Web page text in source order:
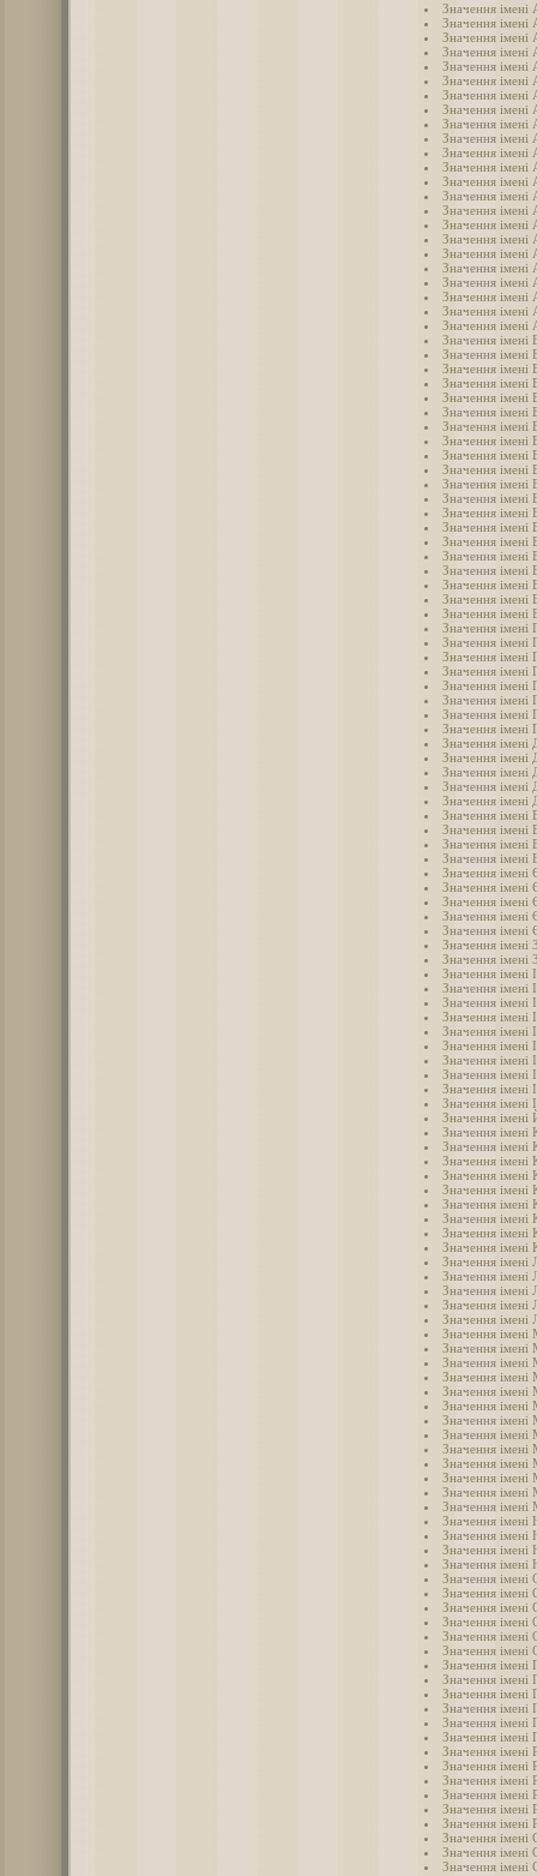
Значення імені
Значення імені
Значення імені
Значення імені
Значення імені
Значення імені
Значення імені
Значення імені
Значення імені
Значення імені
Значення імені
Значення імені
Значення імені
Значення імені
Значення імені
Значення імені
Значення імені
Значення імені
Значення імені
Значення імені
Значення імені
Значення імені
Значення імені
Значення імені
Значення імені
Значення імені
Значення імені
Значення імені
Значення імені
Значення імені
Значення імені
Значення імені
Значення імені
Значення імені
Значення імені
Значення імені
Значення імені
Значення імені
Значення імені
Значення імені
Значення
Значення імені
Значення імені
Значення імені
Значення імені
Значення імені
Значення імені
Значення імені
Значення імені
Значення імені
Значення імені
Значення імені
Значення імені
Значення імені
Значення імені
Значення імені
Значення імені
Значення імені
Значення імені
Значення імені
Значення імені
Значення імені
Значення імені
Значення імені
Значення імені
Значення імені
Значення імені
Значення імені
Значення імені
Значення імені
Значення імені
Значення імені
Значення імені
Значення імені
Значення імені
Значення імені
Значення імені
Значення імені
Значення імені
Значення імені
Значення імені
Значення імені
Значення імені
Значення імені
Значення імені
Значення імені
Значення імені
Значення імені
Значення імені
Значення імені
Значення імені
Значення імені
Значення імені
Значення імені
Значення імені
Значення імені
Значення імені
Значення імені
Значення імені
Значення
Значення
Значення імені
Значення імені
Значення імені
Значення імені
Значення імені
Значення імені
Значення імені
Значення імені
Значення імені
Значення імені
Значення імені
Значення імені
Значення імені
Значення імені
Значення імені
Значення імені
Значення імені
Значення імені
Значення імені
Значення імені
Значення імені
Значення імені
Значення імені
Значення імені
Значення імені
Значення імені
Значення імені
Значення імені
Значення імені